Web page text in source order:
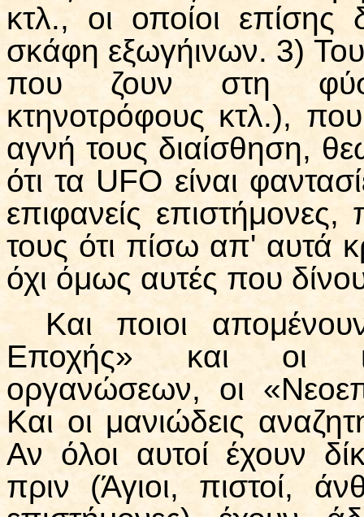
κτλ., οι οποίοι
σκάφη εξωγήινων. 3)
που ζουν στη
κτηνοτρόφους κτλ.),
αγνή τους διαίσθηση,
ότι τα UFΟ είναι
επιφανείς επιστήμονες,
τους ότι πίσω απ' αυτά
όχι όμως αυτές που
Και ποιοι
Εποχής» και οι
οργανώσεων, οι
Και οι μανιώδεις
Αν όλοι αυτοί έχουν
πριν (Άγιοι, πιστοί,